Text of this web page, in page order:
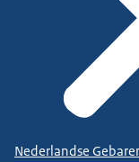
Nederlandse